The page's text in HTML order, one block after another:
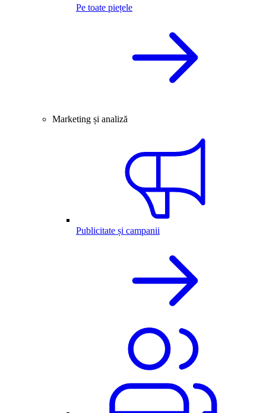
Pe toate piețele
Marketing și analiză
Publicitate și campanii